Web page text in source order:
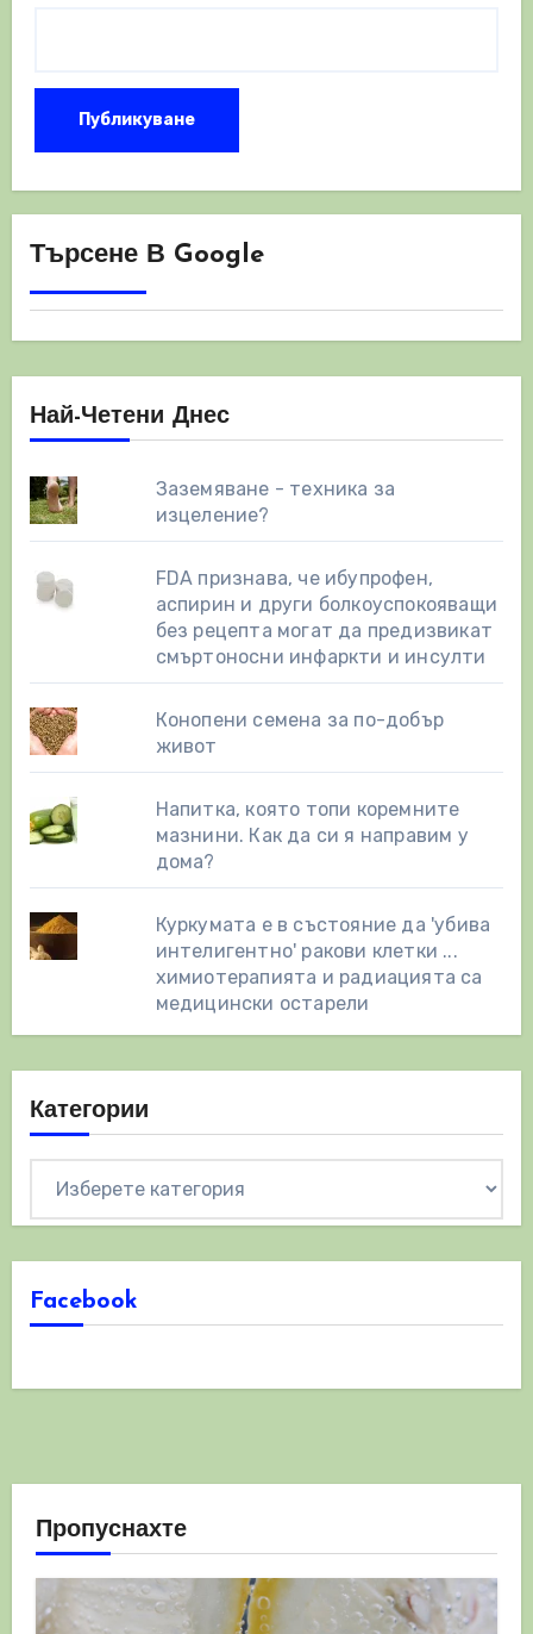
Търсене В Google
Най-Четени Днес
Заземяване - техника за
изцеление?
FDA признава, че ибупрофен,
аспирин и други болкоуспокояващи
без рецепта могат да предизвикат
смъртоносни инфаркти и инсулти
Конопени семена за по-добър
живот
Напитка, която топи коремните
мазнини. Как да си я направим у
дома?
Куркумата е в състояние да 'убива
интелигентно' ракови клетки ...
химиотерапията и радиацията са
медицински остарели
Категории
Facebook
Пропуснахте